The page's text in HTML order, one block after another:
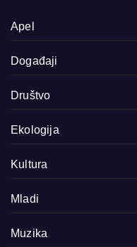
Apel
Događaji
Društvo
Ekologija
Kultura
Mladi
Muzika